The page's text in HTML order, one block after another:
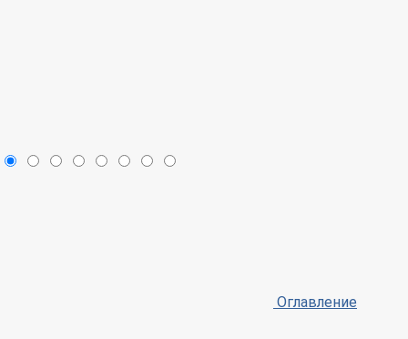
Оглавление